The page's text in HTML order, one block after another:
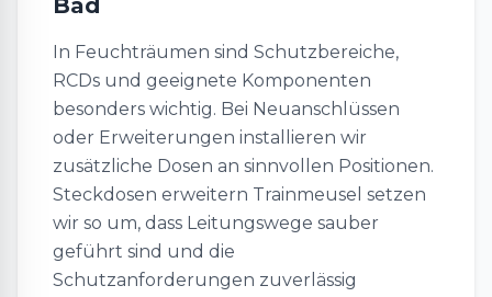
Bad
In Feuchträumen sind Schutzbereiche,
RCDs und geeignete Komponenten
besonders wichtig. Bei Neuanschlüssen
oder Erweiterungen installieren wir
zusätzliche Dosen an sinnvollen Positionen.
Steckdosen erweitern Trainmeusel setzen
wir so um, dass Leitungswege sauber
geführt sind und die
Schutzanforderungen zuverlässig